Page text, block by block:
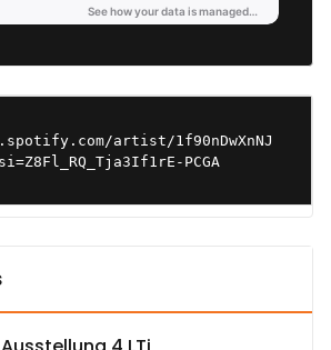
artist/1f90nDwXnNJ
PCGA